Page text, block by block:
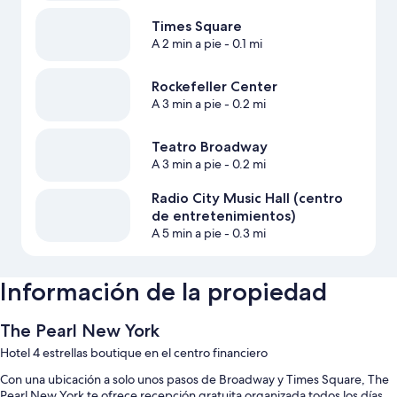
Times Square
A 2 min a pie- 0.1 mi
Rockefeller Center
A 3 min a pie- 0.2 mi
Teatro Broadway
A 3 min a pie- 0.2 mi
Radio City Music Hall (centro
de entretenimientos)
A 5 min a pie- 0.3 mi
Información de la propiedad
The Pearl New York
Hotel 4 estrellas boutique en el centro financiero
Con una ubicación a solo unos pasos de Broadway y Times Square, The